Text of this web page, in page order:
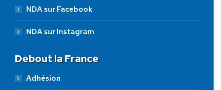
NDA sur Facebook
NDA sur Instagram
Debout la France
Adhésion